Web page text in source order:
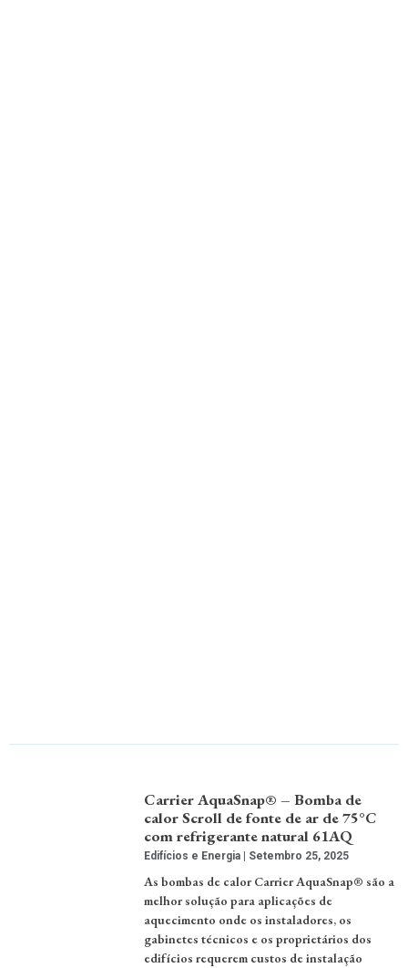
Carrier AquaSnap® – Bomba de
calor Scroll de fonte de ar de 75°C
com refrigerante natural 61AQ
Edifícios e Energia Setembro 25, 2025
As bombas de calor Carrier AquaSnap® são a
melhor solução para aplicações de
aquecimento onde os instaladores, os
gabinetes técnicos e os proprietários dos
edifícios requerem custos de instalação